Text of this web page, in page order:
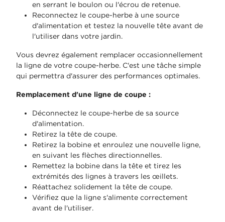
en serrant le boulon ou l'écrou de retenue.
Reconnectez le coupe-herbe à une source
d'alimentation et testez la nouvelle tête avant de
l'utiliser dans votre jardin.
Vous devrez également remplacer occasionnellement
la ligne de votre coupe-herbe. C'est une tâche simple
qui permettra d'assurer des performances optimales.
Remplacement d'une ligne de coupe :
Déconnectez le coupe-herbe de sa source
d'alimentation.
Retirez la tête de coupe.
Retirez la bobine et enroulez une nouvelle ligne,
en suivant les flèches directionnelles.
Remettez la bobine dans la tête et tirez les
extrémités des lignes à travers les œillets.
Réattachez solidement la tête de coupe.
Vérifiez que la ligne s'alimente correctement
avant de l'utiliser.